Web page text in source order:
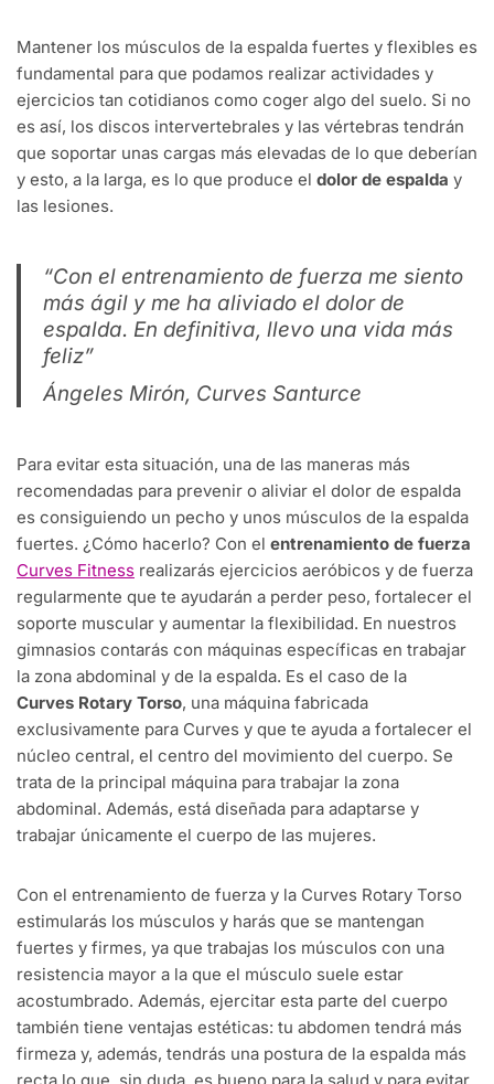
Mantener los músculos de la espalda fuertes y flexibles es
fundamental para que podamos realizar actividades y
ejercicios tan cotidianos como coger algo del suelo. Si no
es así, los discos intervertebrales y las vértebras tendrán
que soportar unas cargas más elevadas de lo que deberían
y esto, a la larga, es lo que produce el dolor de espalda y
las lesiones.
“Con el entrenamiento de fuerza me siento
más ágil y me ha aliviado el dolor de
espalda. En definitiva, llevo una vida más
feliz”
Ángeles Mirón, Curves Santurce
Para evitar esta situación, una de las maneras más
recomendadas para prevenir o aliviar el dolor de espalda
es consiguiendo un pecho y unos músculos de la espalda
fuertes. ¿Cómo hacerlo? Con el entrenamiento de fuerza
Curves Fitness realizarás ejercicios aeróbicos y de fuerza
regularmente que te ayudarán a perder peso, fortalecer el
soporte muscular y aumentar la flexibilidad. En nuestros
gimnasios contarás con máquinas específicas en trabajar
la zona abdominal y de la espalda. Es el caso de la
Curves Rotary Torso, una máquina fabricada
exclusivamente para Curves y que te ayuda a fortalecer el
núcleo central, el centro del movimiento del cuerpo. Se
trata de la principal máquina para trabajar la zona
abdominal. Además, está diseñada para adaptarse y
trabajar únicamente el cuerpo de las mujeres.
Con el entrenamiento de fuerza y la Curves Rotary Torso
estimularás los músculos y harás que se mantengan
fuertes y firmes, ya que trabajas los músculos con una
resistencia mayor a la que el músculo suele estar
acostumbrado. Además, ejercitar esta parte del cuerpo
también tiene ventajas estéticas: tu abdomen tendrá más
firmeza y, además, tendrás una postura de la espalda más